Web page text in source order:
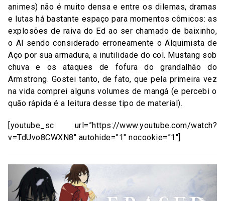
animes) não é muito densa e entre os dilemas, dramas
e lutas há bastante espaço para momentos cômicos: as
explosões de raiva do Ed ao ser chamado de baixinho,
o Al sendo considerado erroneamente o Alquimista de
Aço por sua armadura, a inutilidade do col. Mustang sob
chuva e os ataques de fofura do grandalhão do
Armstrong. Gostei tanto, de fato, que pela primeira vez
na vida comprei alguns volumes de mangá (e percebi o
quão rápida é a leitura desse tipo de material).
[youtube_sc url=”https://www.youtube.com/watch?
v=TdUvo8CWXN8″ autohide=”1″ nocookie=”1″]